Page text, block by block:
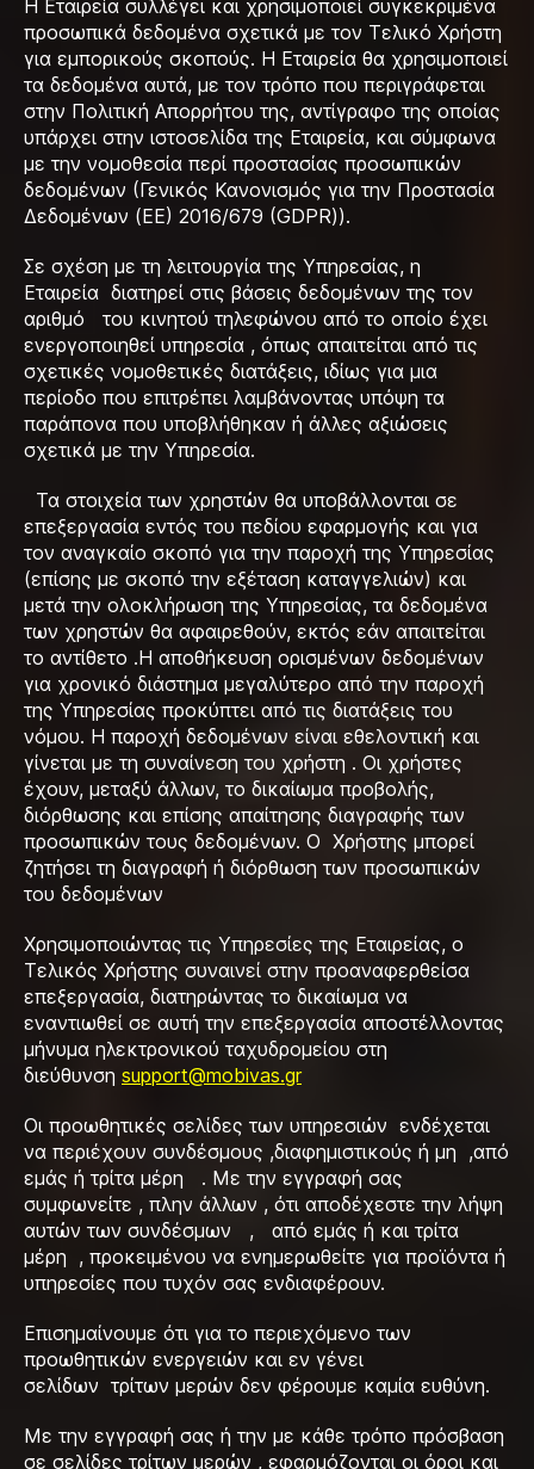
Η Εταιρεία συλλέγει και χρησιμοποιεί συγκεκριμένα
προσωπικά δεδομένα σχετικά με τον Τελικό Χρήστη
για εμπορικούς σκοπούς. Η Εταιρεία θα χρησιμοποιεί
τα δεδομένα αυτά, με τον τρόπο που περιγράφεται
στην Πολιτική Απορρήτου της, αντίγραφο της οποίας
υπάρχει στην ιστοσελίδα της Εταιρεία, και σύμφωνα
με την νομοθεσία περί προστασίας προσωπικών
δεδομένων (Γενικός Κανονισμός για την Προστασία
Δεδομένων (EE) 2016/679 (GDPR)).
Σε σχέση με τη λειτουργία της Υπηρεσίας, η
Εταιρεία διατηρεί στις βάσεις δεδομένων της τον
αριθμό του κινητού τηλεφώνου από το οποίο έχει
ενεργοποιηθεί υπηρεσία , όπως απαιτείται από τις
σχετικές νομοθετικές διατάξεις, ιδίως για μια
περίοδο που επιτρέπει λαμβάνοντας υπόψη τα
παράπονα που υποβλήθηκαν ή άλλες αξιώσεις
σχετικά με την Υπηρεσία.
Τα στοιχεία των χρηστών θα υποβάλλονται σε
επεξεργασία εντός του πεδίου εφαρμογής και για
τον αναγκαίο σκοπό για την παροχή της Υπηρεσίας
(επίσης με σκοπό την εξέταση καταγγελιών) και
μετά την ολοκλήρωση της Υπηρεσίας, τα δεδομένα
των χρηστών θα αφαιρεθούν, εκτός εάν απαιτείται
το αντίθετο .Η αποθήκευση ορισμένων δεδομένων
για χρονικό διάστημα μεγαλύτερο από την παροχή
της Υπηρεσίας προκύπτει από τις διατάξεις του
νόμου. Η παροχή δεδομένων είναι εθελοντική και
γίνεται με τη συναίνεση του χρήστη . Οι χρήστες
έχουν, μεταξύ άλλων, το δικαίωμα προβολής,
διόρθωσης και επίσης απαίτησης διαγραφής των
προσωπικών τους δεδομένων. Ο Χρήστης μπορεί
ζητήσει τη διαγραφή ή διόρθωση των προσωπικών
του δεδομένων
Χρησιμοποιώντας τις Υπηρεσίες της Εταιρείας, ο
Τελικός Χρήστης συναινεί στην προαναφερθείσα
επεξεργασία, διατηρώντας το δικαίωμα να
εναντιωθεί σε αυτή την επεξεργασία αποστέλλοντας
μήνυμα ηλεκτρονικού ταχυδρομείου στη
διεύθυνση support@mobivas.gr
Οι προωθητικές σελίδες των υπηρεσιών ενδέχεται
να περιέχουν συνδέσμους ,διαφημιστικούς ή μη ,από
εμάς ή τρίτα μέρη . Με την εγγραφή σας
συμφωνείτε , πλην άλλων , ότι αποδέχεστε την λήψη
αυτών των συνδέσμων , από εμάς ή και τρίτα
μέρη , προκειμένου να ενημερωθείτε για προϊόντα ή
υπηρεσίες που τυχόν σας ενδιαφέρουν.
Επισημαίνουμε ότι για το περιεχόμενο των
προωθητικών ενεργειών και εν γένει
σελίδων τρίτων μερών δεν φέρουμε καμία ευθύνη.
Με την εγγραφή σας ή την με κάθε τρόπο πρόσβαση
σε σελίδες τρίτων μερών , εφαρμόζονται οι όροι και